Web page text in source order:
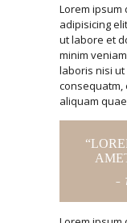
Lorem ipsum
adipisicing
ut labore et
minim
laboris nisi
consequatm,
aliquam
–